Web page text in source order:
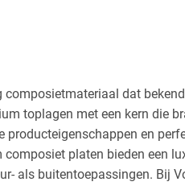
dat
toplagen met een kern die
producteigenschappen en
platen bieden een
als buitentoepassingen. Bij